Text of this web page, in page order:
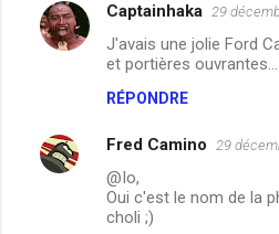
a
i
s
Captainhaka 29
J'avais une jolie Ford
et portières
RÉPONDRE
Fred Camino 29
@Io,
Oui c'est le nom de la
choli ;)